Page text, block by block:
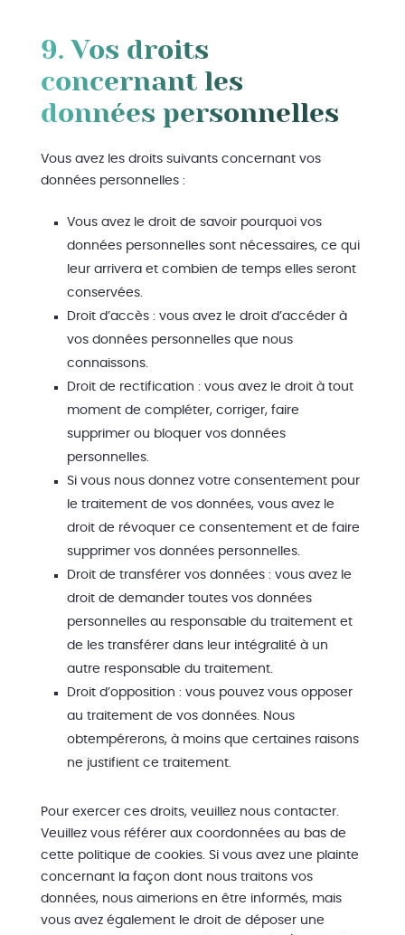
9. Vos droits
concernant les
données personnelles
Vous avez les droits suivants concernant vos
données personnelles :
Vous avez le droit de savoir pourquoi vos
données personnelles sont nécessaires, ce qui
leur arrivera et combien de temps elles seront
conservées.
Droit d’accès : vous avez le droit d’accéder à
vos données personnelles que nous
connaissons.
Droit de rectification : vous avez le droit à tout
moment de compléter, corriger, faire
supprimer ou bloquer vos données
personnelles.
Si vous nous donnez votre consentement pour
le traitement de vos données, vous avez le
droit de révoquer ce consentement et de faire
supprimer vos données personnelles.
Droit de transférer vos données : vous avez le
droit de demander toutes vos données
personnelles au responsable du traitement et
de les transférer dans leur intégralité à un
autre responsable du traitement.
Droit d’opposition : vous pouvez vous opposer
au traitement de vos données. Nous
obtempérerons, à moins que certaines raisons
ne justifient ce traitement.
Pour exercer ces droits, veuillez nous contacter.
Veuillez vous référer aux coordonnées au bas de
cette politique de cookies. Si vous avez une plainte
concernant la façon dont nous traitons vos
données, nous aimerions en être informés, mais
vous avez également le droit de déposer une